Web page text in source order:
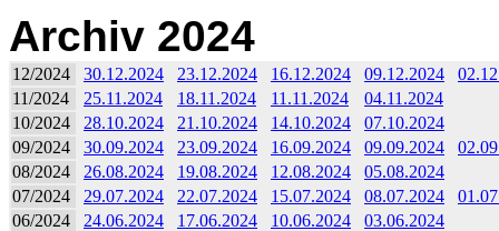
Archiv 2024
12/2024 30.12.2024 23.12.2024 16.12.2024 09.12.2024
11/2024
25.11.2024 18.11.2024 11.11.2024
04.11.2024
10/2024
28.10.2024 21.10.2024 14.10.2024
07.10.2024
09/2024
30.09.2024 23.09.2024 16.09.2024 09.09.2024
08/2024
26.08.2024 19.08.2024 12.08.2024
05.08.2024
07/2024
29.07.2024 22.07.2024 15.07.2024 08.07.2024
06/2024
24.06.2024 17.06.2024 10.06.2024
03.06.2024